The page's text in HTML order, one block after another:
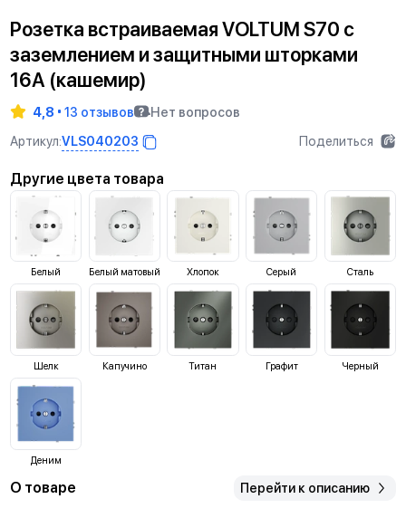
Розетка встраиваемая VOLTUM S70 с
заземлением и защитными шторками
16А (кашемир)
4,8 13 отзывов
Нет вопросов
Артикул:VLS040203 Поделиться
Другие цвета товара
Белый Белый матовый Хлопок Серый Сталь
Шелк Капучино Титан Графит Черный
Деним
О товаре Перейти к описанию